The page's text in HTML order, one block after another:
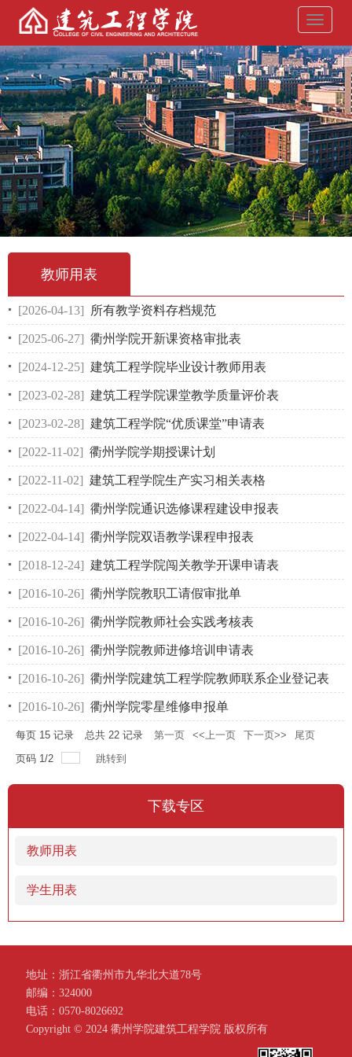
导
菜
单
教师用表
[2026-04-13] 所有教学资料存档规范
[2025-06-27] 衢州学院开新课资格审批表
[2024-12-25] 建筑工程学院毕业设计教师用表
[2023-02-28] 建筑工程学院课堂教学质量评价表
[2023-02-28] 建筑工程学院“优质课堂”申请表
[2022-11-02] 衢州学院学期授课计划
[2022-11-02] 建筑工程学院生产实习相关表格
[2022-04-14] 衢州学院通识选修课程建设申报表
[2022-04-14] 衢州学院双语教学课程申报表
[2018-12-24] 建筑工程学院闯关教学开课申请表
[2016-10-26] 衢州学院教职工请假审批单
[2016-10-26] 衢州学院教师社会实践考核表
[2016-10-26] 衢州学院教师进修培训申请表
[2016-10-26] 衢州学院建筑工程学院教师联系企业登记表
[2016-10-26] 衢州学院零星维修申报单
每页 15 记录 总共 22 记录 第一页 <<上一页 下一页>>
尾页
页码 1/2 跳转到
下载专区
教师用表
学生用表
地址：浙江省衢州市九华北大道78号
邮编：324000
电话：0570-8026692
Copyright ©️ 2024 衢州学院建筑工程学院 版权所有